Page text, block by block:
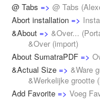
@ Tabs => @ Tabs (
Abort installation =>
&About => &Over... (
&Over (import)
About SumatraPDF =>
&Actual Size => &Ware
&Werkelijke grootte (
Add Favorite => Voeg